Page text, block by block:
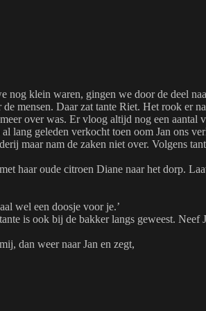
klein waren, gingen we door de deel
mensen. Daar zat tante Riet. Het rook er
over was. Er vloog altijd nog een aantal
geleden verkocht toen oom Jan ons
maar nam de zaken niet over. Volgens
haar oude citroen Diane naar het dorp.
wel een doosje voor je.’
is ook bij de bakker langs geweest. Neef
dan weer naar Jan en zegt,